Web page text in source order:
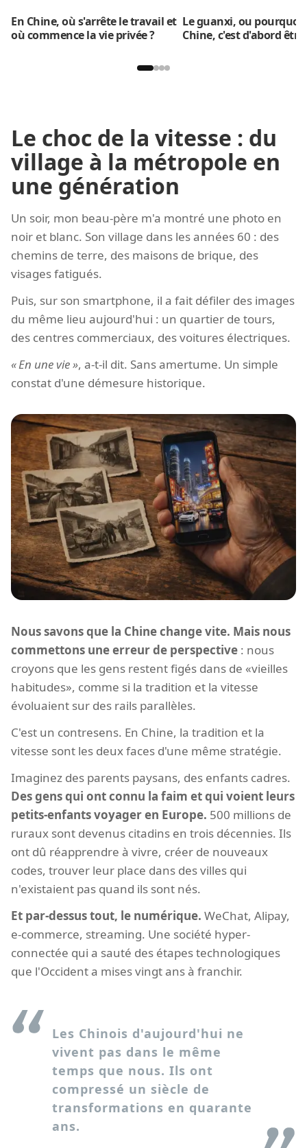
En Chine, où s'arrête le travail et
où commence la vie privée ?
Le guanxi, ou pourquoi
Chine, c'est d'abord être
Le choc de la vitesse : du
village à la métropole en
une génération
Un soir, mon beau-père m'a montré une photo en
noir et blanc. Son village dans les années 60 : des
chemins de terre, des maisons de brique, des
visages fatigués.
Puis, sur son smartphone, il a fait défiler des images
du même lieu aujourd'hui : un quartier de tours,
des centres commerciaux, des voitures électriques.
En une vie , a-t-il dit. Sans amertume. Un simple
constat d'une démesure historique.
Nous savons que la Chine change vite. Mais nous
commettons une erreur de perspective : nous
croyons que les gens restent figés dans de «vieilles
habitudes», comme si la tradition et la vitesse
évoluaient sur des rails parallèles.
C'est un contresens. En Chine, la tradition et la
vitesse sont les deux faces d'une même stratégie.
Imaginez des parents paysans, des enfants cadres.
Des gens qui ont connu la faim et qui voient leurs
petits-enfants voyager en Europe. 500 millions de
ruraux sont devenus citadins en trois décennies. Ils
ont dû réapprendre à vivre, créer de nouveaux
codes, trouver leur place dans des villes qui
n'existaient pas quand ils sont nés.
Et par-dessus tout, le numérique. WeChat, Alipay,
e-commerce, streaming. Une société hyper-
connectée qui a sauté des étapes technologiques
que l'Occident a mises vingt ans à franchir.
Les Chinois d'aujourd'hui ne
vivent pas dans le même
temps que nous. Ils ont
compressé un siècle de
transformations en quarante
ans.